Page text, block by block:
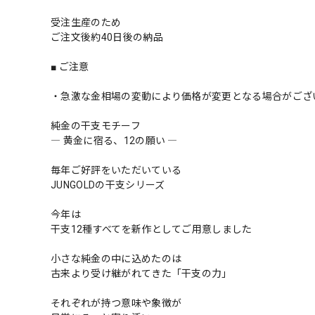
受注生産のため
ご注文後約40日後の納品
■ ご注意
・急激な金相場の変動により価格が変更となる場合がご
純金の干支モチーフ
― 黄金に宿る、12の願い ―
毎年ご好評をいただいている
JUNGOLDの干支シリーズ
今年は
干支12種すべてを新作としてご用意しました
小さな純金の中に込めたのは
古来より受け継がれてきた「干支の力」
それぞれが持つ意味や象徴が